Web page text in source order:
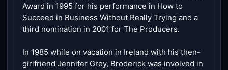
Award in 1995 for his performance in How to
Succeed in Business Without Really Trying and a
third nomination in 2001 for The Producers.
In 1985 while on vacation in Ireland with his then-
girlfriend Jennifer Grey, Broderick was involved in